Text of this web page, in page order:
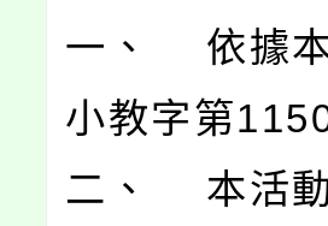
一、 依據本
小教字第
二、 本活動